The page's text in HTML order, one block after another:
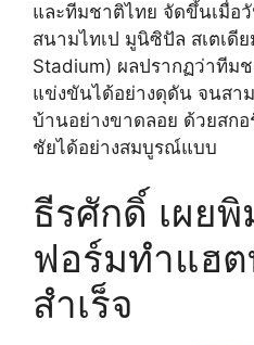
และทีมชาติไทย จัดขึ้นเมื่อ
สนามไทเป มูนิซิปัล สเตเดี
Stadium) ผลปรากฏว่าทีม
แข่งขันได้อย่างดุดัน จนสา
บ้านอย่างขาดลอย ด้วยสก
ชัยได้อย่างสมบูรณ์แบบ
ธีรศักดิ์ เผยพิ
ฟอร์มทำแฮ
สำเร็จ